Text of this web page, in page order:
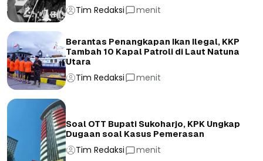
Tim Redaksi menit
Berantas Penangkapan Ikan Ilegal, KKP
Tambah 10 Kapal Patroli di Laut Natuna
Utara
Tim Redaksi menit
Soal OTT Bupati Sukoharjo, KPK Ungkap
Dugaan soal Kasus Pemerasan
Tim Redaksi menit